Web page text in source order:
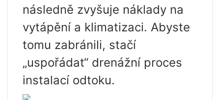
následně zvyšuje náklady na
vytápění a klimatizaci. Abyste
tomu zabránili, stačí
„uspořádat“ drenážní proces
instalací odtoku.